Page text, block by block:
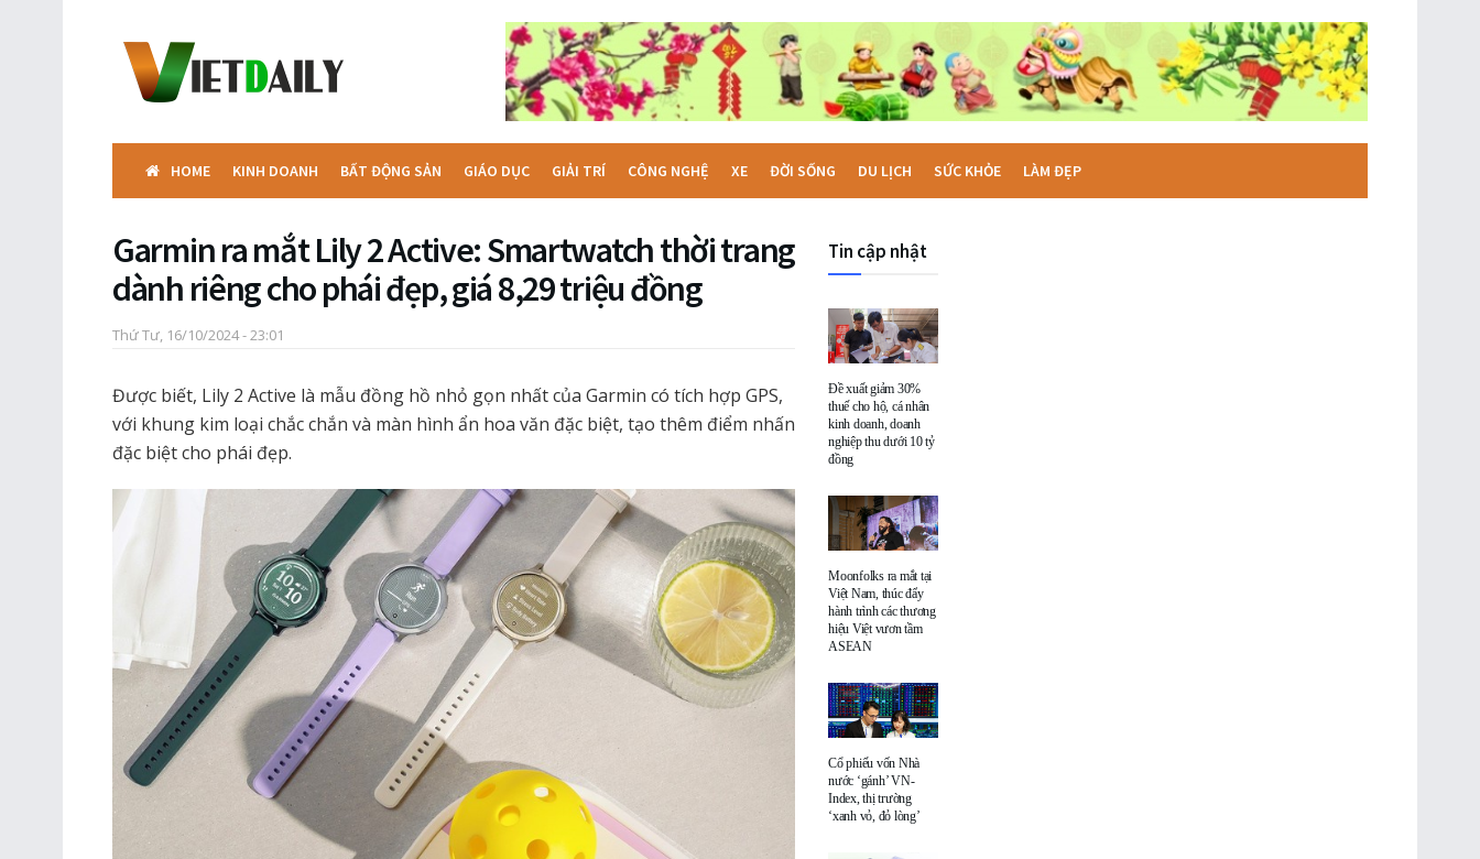
HOME KINH DOANH BẤT ĐỘNG SẢN GIÁO DỤC GIẢI TRÍ CÔNG NGHỆ XE ĐỜI SỐNG DU LỊCH SỨC KHỎE LÀM ĐẸP
Garmin ra mắt Lily 2 Active: Smartwatch thời trang
dành riêng cho phái đẹp, giá 8,29 triệu đồng
Thứ Tư, 16/10/2024 - 23:01
Được biết, Lily 2 Active là mẫu đồng hồ nhỏ gọn nhất của Garmin có tích hợp GPS,
với khung kim loại chắc chắn và màn hình ẩn hoa văn đặc biệt, tạo thêm điểm nhấn
đặc biệt cho phái đẹp.
Tin cập nhật
Đề xuất giảm 30%
thuế cho hộ, cá nhân
kinh doanh, doanh
nghiệp thu dưới 10 tỷ
đồng
Moonfolks ra mắt tại
Việt Nam, thúc đẩy
hành trình các thương
hiệu Việt vươn tầm
ASEAN
Cổ phiếu vốn Nhà
nước ‘gánh’ VN-
Index, thị trường
‘xanh vỏ, đỏ lòng’